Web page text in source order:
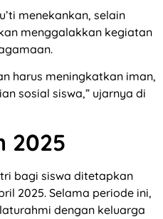
menekankan, selain
menggalakkan kegiatan
harus meningkatkan iman,
sosial siswa,” ujarnya di
2025
bagi siswa ditetapkan
2025. Selama periode ini,
dengan keluarga